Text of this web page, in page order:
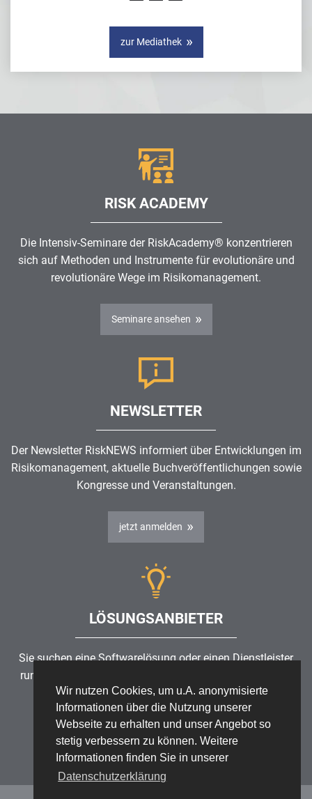
Wir nutzen Cookies, um u.A. anonymisierte
Informationen über die Nutzung unserer
Webseite zu erhalten und unser Angebot so
stetig verbessern zu können. Weitere
Informationen finden Sie in unserer
Datenschutzerklärung
zur Mediathek
RISK ACADEMY
Die Intensiv-Seminare der RiskAcademy® konzentrieren
sich auf Methoden und Instrumente für evolutionäre und
revolutionäre Wege im Risikomanagement.
Seminare ansehen
NEWSLETTER
Der Newsletter RiskNEWS informiert über Entwicklungen im
Risikomanagement, aktuelle Buchveröffentlichungen sowie
Kongresse und Veranstaltungen.
jetzt anmelden
LÖSUNGSANBIETER
Sie suchen eine Softwarelösung oder einen Dienstleister
rund um die Themen
ISMS?
Partner finden